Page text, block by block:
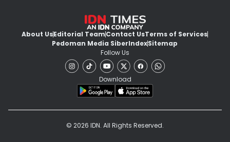
About UsEditorial TeamContact UsTerms of Services
Pedoman Media SiberIndexSitemap
Follow Us
Download
© 2026 IDN. All Rights Reserved.